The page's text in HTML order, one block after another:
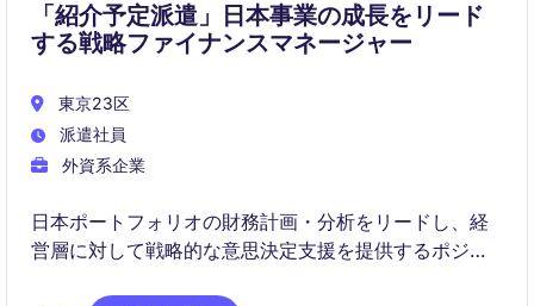
「紹介予定派遣」日本事業の成長をリード
する戦略ファイナンスマネージャー
東京23区
派遣社員
外資系企業
日本ポートフォリオの財務計画・分析をリードし、経
営層に対して戦略的な意思決定支援を提供するポジシ